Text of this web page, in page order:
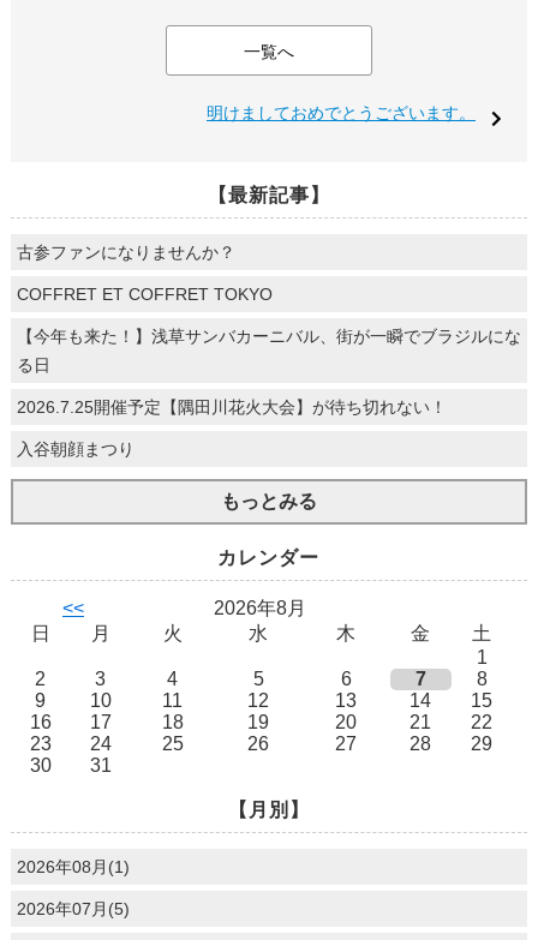
一覧へ
明けましておめでとうございます。
【最新記事】
古参ファンになりませんか？
COFFRET ET COFFRET TOKYO
【今年も来た！】浅草サンバカーニバル、街が一瞬でブラジルにな
る日
2026.7.25開催予定【隅田川花火大会】が待ち切れない！
入谷朝顔まつり
もっとみる
カレンダー
<<
2026年8月
日
月 火 水 木 金
土
1
2
3 4 5 6 7
8
9
10 11 12 13 14
15
16
17 18 19 20 21
22
23
24 25 26 27 28
29
30
31
【月別】
2026年08月(1)
2026年07月(5)